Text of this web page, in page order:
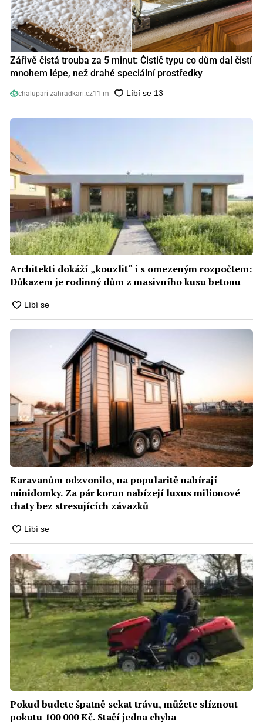
Zářivě čistá trouba za 5 minut: Čistič typu co dům dal čistí
mnohem lépe, než drahé speciální prostředky
chalupari-zahradkari.cz11 m
Architekti dokáží „kouzlit“ i s omezeným rozpočtem:
Důkazem je rodinný dům z masivního kusu betonu
Karavanům odzvonilo, na popularitě nabírají
minidomky. Za pár korun nabízejí luxus milionové
chaty bez stresujících závazků
Pokud budete špatně sekat trávu, můžete slíznout
pokutu 100 000 Kč. Stačí jedna chyba